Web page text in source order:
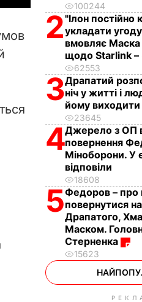
100244
2"Ілон
укладати
вмовляє
щодо Starlink –
62553
3Драпатий
ніч у житті і
йому виходити
23645
4Джерело з ОП
повернення
Міноборони. У
відповіли
18608
5Федоров – про
повернутися
Драпатого,
Маском.
Стерненка
15623